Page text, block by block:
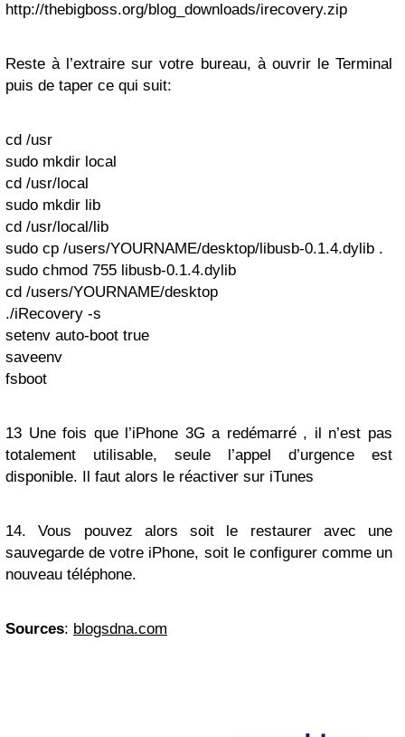
http://thebigboss.org/blog_downloads/irecovery.zip
Reste à l’extraire sur votre bureau, à ouvrir le Terminal
puis de taper ce qui suit:
cd /usr
sudo mkdir local
cd /usr/local
sudo mkdir lib
cd /usr/local/lib
sudo cp /users/YOURNAME/desktop/libusb-0.1.4.dylib .
sudo chmod 755 libusb-0.1.4.dylib
cd /users/YOURNAME/desktop
./iRecovery -s
setenv auto-boot true
saveenv
fsboot
13 Une fois que l’iPhone 3G a redémarré , il n’est pas
totalement utilisable, seule l’appel d’urgence est
disponible. Il faut alors le réactiver sur iTunes
14. Vous pouvez alors soit le restaurer avec une
sauvegarde de votre iPhone, soit le configurer comme un
nouveau téléphone.
Sources: blogsdna.com